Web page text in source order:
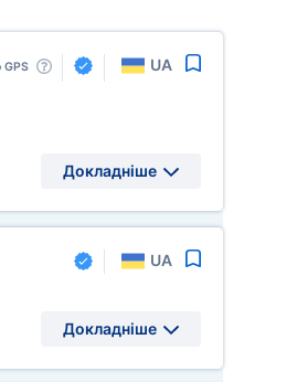
GPS UA
Докладніше
UA
Докладніше